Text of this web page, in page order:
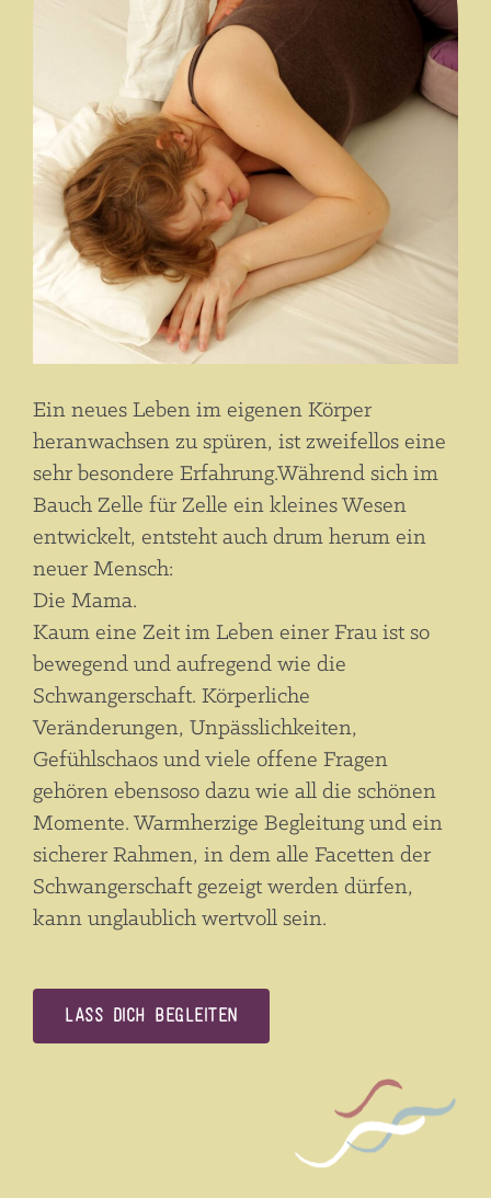
Ein neues Leben im eigenen Körper
heranwachsen zu spüren, ist zweifellos eine
sehr besondere Erfahrung.Während sich im
Bauch Zelle für Zelle ein kleines Wesen
entwickelt, entsteht auch drum herum ein
neuer Mensch:
Die Mama.
Kaum eine Zeit im Leben einer Frau ist so
bewegend und aufregend wie die
Schwangerschaft. Körperliche
Veränderungen, Unpässlichkeiten,
Gefühlschaos und viele offene Fragen
gehören ebensoso dazu wie all die schönen
Momente. Warmherzige Begleitung und ein
sicherer Rahmen, in dem alle Facetten der
Schwangerschaft gezeigt werden dürfen,
kann unglaublich wertvoll sein.
Lass dich begleiten